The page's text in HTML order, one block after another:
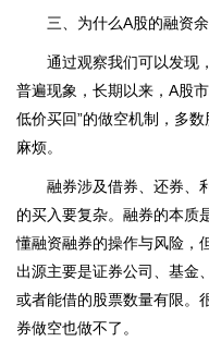
三、为什么A股的融资
通过观察我们可以发现
普遍现象，长期以来，A股
低价买回”的做空机制，多
麻烦。
融券涉及借券、还券、
的买入要复杂。融券的本质
懂融资融券的操作与风险，
出源主要是证券公司、基金
或者能借的股票数量有限。
券做空也做不了。